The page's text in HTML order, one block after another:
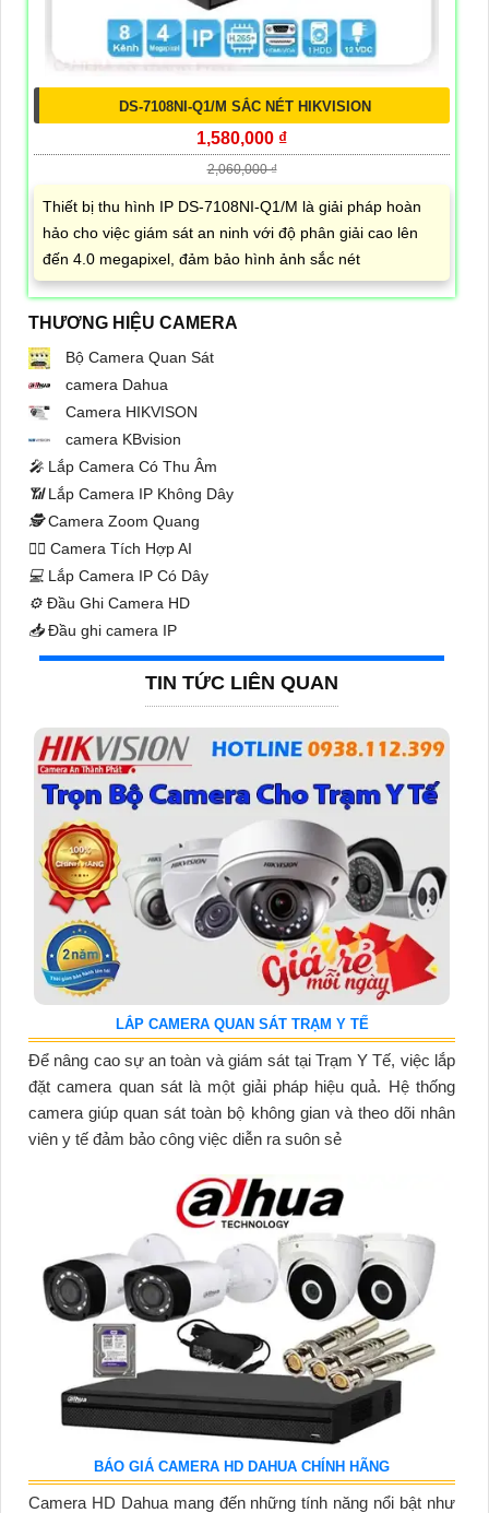
DS-7108NI-Q1/M SẮC NÉT HIKVISION
1,580,000 ₫
2,060,000 ₫
Thiết bị thu hình IP DS-7108NI-Q1/M là giải pháp hoàn
hảo cho việc giám sát an ninh với độ phân giải cao lên
đến 4.0 megapixel, đảm bảo hình ảnh sắc nét
THƯƠNG HIỆU CAMERA
Bộ Camera Quan Sát
camera Dahua
Camera HIKVISON
camera KBvision
️🎤️ Lắp Camera Có Thu Âm
📶Lắp Camera IP Không Dây
🕵️Camera Zoom Quang
🧛‍♀️ Camera Tích Hợp AI
💻 Lắp Camera IP Có Dây
⚙️ Đầu Ghi Camera HD
📥Đầu ghi camera IP
TIN TỨC LIÊN QUAN
LẮP CAMERA QUAN SÁT TRẠM Y TẾ
Để nâng cao sự an toàn và giám sát tại Trạm Y Tế, việc lắp
đặt camera quan sát là một giải pháp hiệu quả. Hệ thống
camera giúp quan sát toàn bộ không gian và theo dõi nhân
viên y tế đảm bảo công việc diễn ra suôn sẻ
BÁO GIÁ CAMERA HD DAHUA CHÍNH HÃNG
Camera HD Dahua mang đến những tính năng nổi bật như